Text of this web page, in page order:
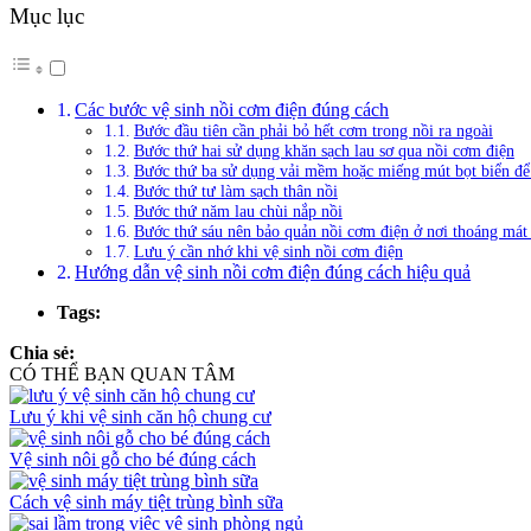
Mục lục
Các bước vệ sinh nồi cơm điện đúng cách
Bước đầu tiên cần phải bỏ hết cơm trong nồi ra ngoài
Bước thứ hai sử dụng khăn sạch lau sơ qua nồi cơm điện
Bước thứ ba sử dụng vải mềm hoặc miếng mút bọt biển
Bước thứ tư làm sạch thân nồi
Bước thứ năm lau chùi nắp nồi
Bước thứ sáu nên bảo quản nồi cơm điện ở nơi thoáng mát
Lưu ý cần nhớ khi vệ sinh nồi cơm điện
Hướng dẫn vệ sinh nồi cơm điện đúng cách hiệu quả
Tags:
Chia sẻ:
CÓ THỂ BẠN QUAN TÂM
Lưu ý khi vệ sinh căn hộ chung cư
Vệ sinh nôi gỗ cho bé đúng cách
Cách vệ sinh máy tiệt trùng bình sữa